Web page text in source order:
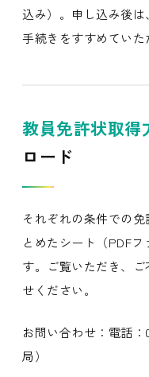
込み）。申し込み後
手続きをすすめていた
教員免許状取得
ロード
それぞれの条件での
とめたシート（PDF
す。ご覧いただき、
せください。
お問い合わせ：電話
局）